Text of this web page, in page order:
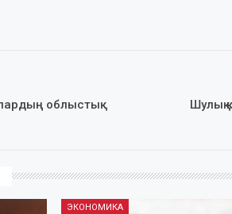
облыстық
Шулық
ЭКОНОМИКА